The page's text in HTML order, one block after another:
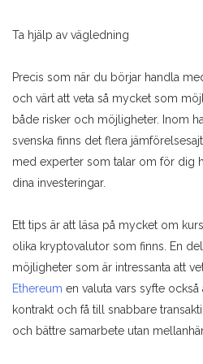
Ta hjälp av vägledning
Precis som när du börjar handla
och värt att veta så mycket som
både risker och möjligheter. Inom
svenska finns det flera
med experter som talar om för dig
dina investeringar.
Ett tips är att läsa på mycket om
olika kryptovalutor som finns. En
möjligheter som är intressanta att
Ethereum en valuta vars syfte också
kontrakt och få till snabbare
och bättre samarbete utan